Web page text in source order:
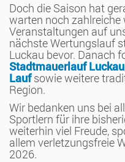
Doch die Saison hat
warten noch
Veranstaltungen auf
nächste Wertungslauf
Luckau bevor. Danach
Stadtmauerlauf Luckau
Laufsowie weitere
Region.
Wir bedanken uns bei
Sportlern für ihre
weiterhin viel Freude,
allem verletzungsfreie
2026.